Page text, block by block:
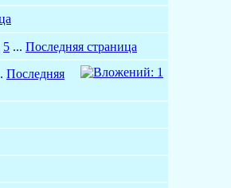
5 ... Последняя страница
Последняя